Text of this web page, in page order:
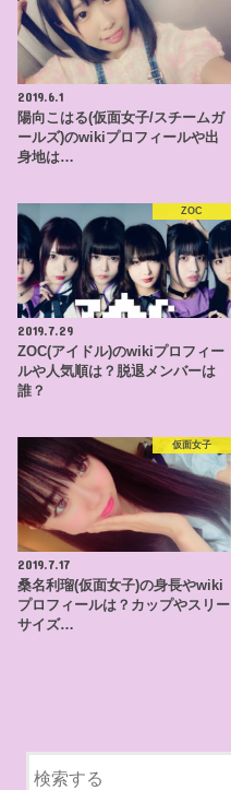
2019.6.1
陽向こはる(仮面女子/スチームガ
ールズ)のwikiプロフィールや出
身地は…
ZOC
2019.7.29
ZOC(アイドル)のwikiプロフィー
ルや人気順は？脱退メンバーは
誰？
仮面女子
2019.7.17
桑名利瑠(仮面女子)の身長やwiki
プロフィールは？カップやスリー
サイズ…